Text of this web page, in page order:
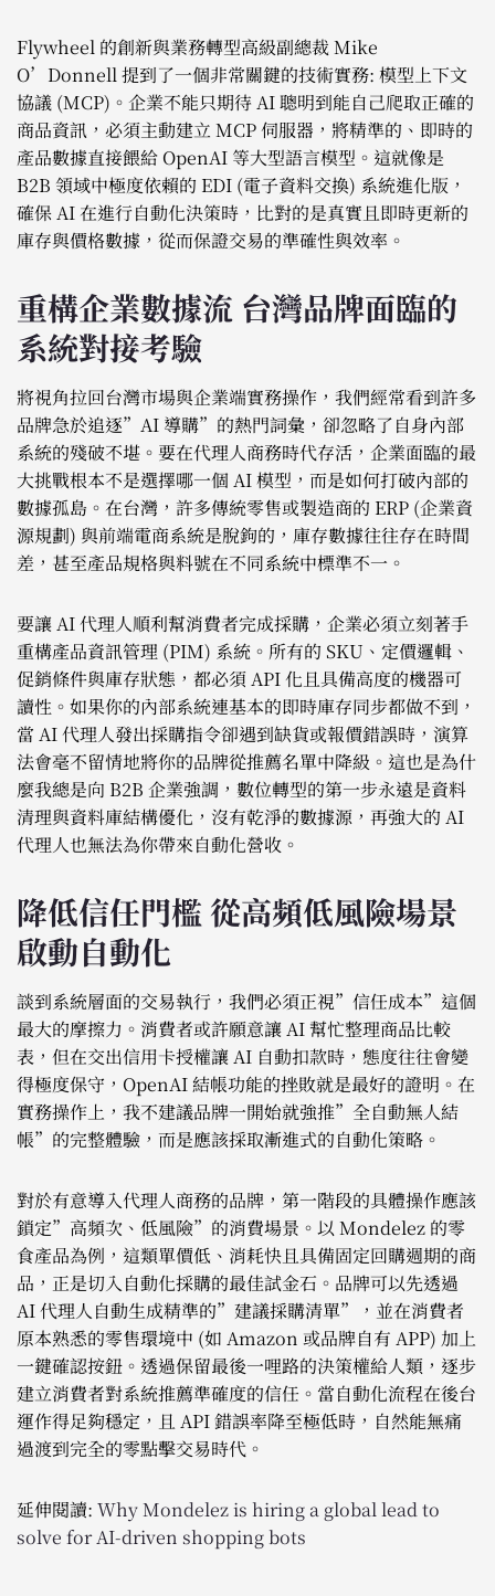
Flywheel 的創新與業務轉型高級副總裁 Mike
O’Donnell 提到了一個非常關鍵的技術實務: 模型上下文
協議 (MCP)。企業不能只期待 AI 聰明到能自己爬取正確的
商品資訊，必須主動建立 MCP 伺服器，將精準的、即時的
產品數據直接餵給 OpenAI 等大型語言模型。這就像是
B2B 領域中極度依賴的 EDI (電子資料交換) 系統進化版，
確保 AI 在進行自動化決策時，比對的是真實且即時更新的
庫存與價格數據，從而保證交易的準確性與效率。
重構企業數據流 台灣品牌面臨的
系統對接考驗
將視角拉回台灣市場與企業端實務操作，我們經常看到許多
品牌急於追逐”AI 導購”的熱門詞彙，卻忽略了自身內部
系統的殘破不堪。要在代理人商務時代存活，企業面臨的最
大挑戰根本不是選擇哪一個 AI 模型，而是如何打破內部的
數據孤島。在台灣，許多傳統零售或製造商的 ERP (企業資
源規劃) 與前端電商系統是脫鉤的，庫存數據往往存在時間
差，甚至產品規格與料號在不同系統中標準不一。
要讓 AI 代理人順利幫消費者完成採購，企業必須立刻著手
重構產品資訊管理 (PIM) 系統。所有的 SKU、定價邏輯、
促銷條件與庫存狀態，都必須 API 化且具備高度的機器可
讀性。如果你的內部系統連基本的即時庫存同步都做不到，
當 AI 代理人發出採購指令卻遇到缺貨或報價錯誤時，演算
法會毫不留情地將你的品牌從推薦名單中降級。這也是為什
麼我總是向 B2B 企業強調，數位轉型的第一步永遠是資料
清理與資料庫結構優化，沒有乾淨的數據源，再強大的 AI
代理人也無法為你帶來自動化營收。
降低信任門檻 從高頻低風險場景
啟動自動化
談到系統層面的交易執行，我們必須正視”信任成本”這個
最大的摩擦力。消費者或許願意讓 AI 幫忙整理商品比較
表，但在交出信用卡授權讓 AI 自動扣款時，態度往往會變
得極度保守，OpenAI 結帳功能的挫敗就是最好的證明。在
實務操作上，我不建議品牌一開始就強推”全自動無人結
帳”的完整體驗，而是應該採取漸進式的自動化策略。
對於有意導入代理人商務的品牌，第一階段的具體操作應該
鎖定”高頻次、低風險”的消費場景。以 Mondelez 的零
食產品為例，這類單價低、消耗快且具備固定回購週期的商
品，正是切入自動化採購的最佳試金石。品牌可以先透過
AI 代理人自動生成精準的”建議採購清單”，並在消費者
原本熟悉的零售環境中 (如 Amazon 或品牌自有 APP) 加上
一鍵確認按鈕。透過保留最後一哩路的決策權給人類，逐步
建立消費者對系統推薦準確度的信任。當自動化流程在後台
運作得足夠穩定，且 API 錯誤率降至極低時，自然能無痛
過渡到完全的零點擊交易時代。
延伸閱讀: Why Mondelez is hiring a global lead to
solve for AI-driven shopping bots